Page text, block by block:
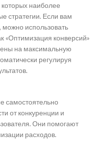
которых наиболее
стратегии. Если вам
можно использовать
«Оптимизация конверсий»
на максимальную
регулируя
самостоятельно
от конкуренции и
Они помогают
расходов.